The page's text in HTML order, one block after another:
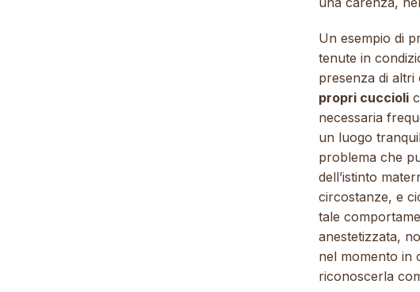
Un esempio di
tenute in
presenza di altri
propri cuccioli
necessaria
un luogo
problema che
dell’istinto
circostanze, e
tale
anestetizzata,
nel momento in
riconoscerla